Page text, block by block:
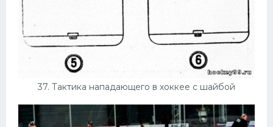
37. Тактика нападающего в хоккее с шайбой